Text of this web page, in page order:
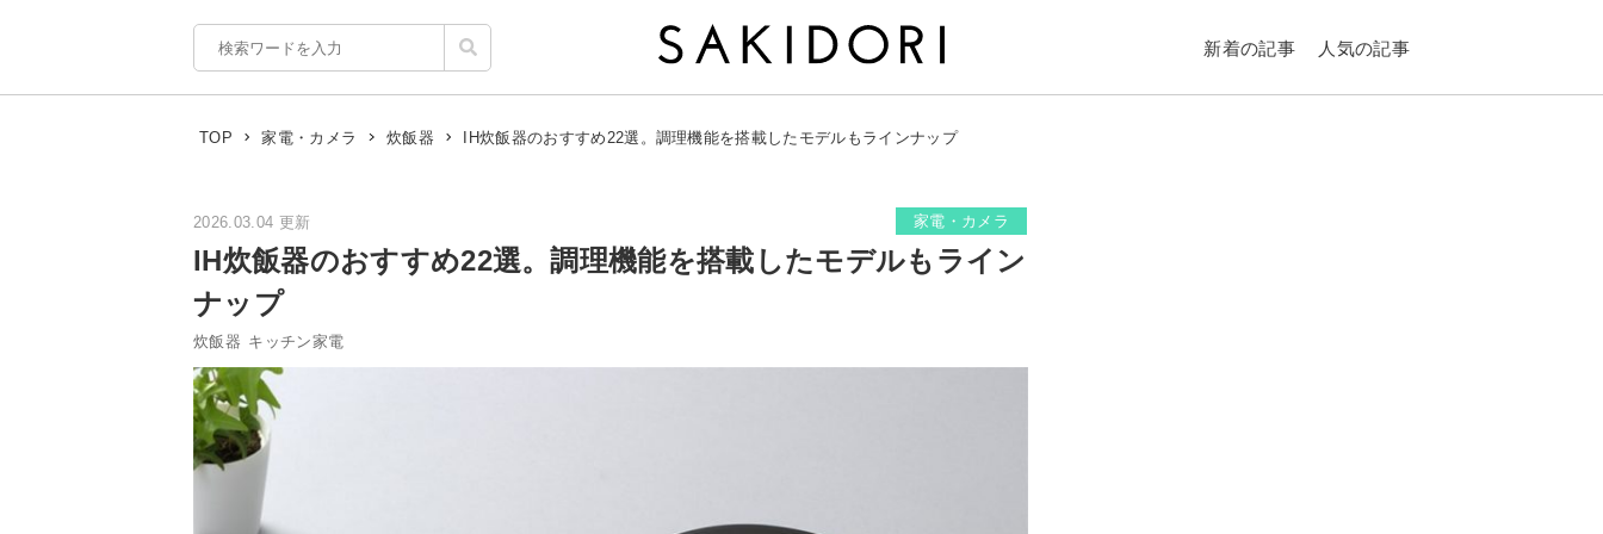
新着の記事 人気の記事
TOP 家電・カメラ 炊飯器 IH炊飯器のおすすめ22選。調理機能を搭載したモデルもラインナップ
2026.03.04 更新 家電・カメラ
IH炊飯器のおすすめ22選。調理機能を搭載したモデルもライン
ナップ
炊飯器 キッチン家電